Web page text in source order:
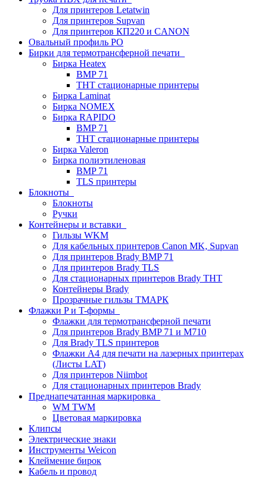
Для принтеров Letatwin
Для принтеров Supvan
Для принтеров КП220 и CANON
Овальный профиль PO
Бирки для термотрансферной печати
Бирка Heatex
BMP 71
THT стационарные принтеры
Бирка Laminat
Бирка NOMEX
Бирка RAPIDO
BMP 71
THT стационарные принтеры
Бирка Valeron
Бирка полиэтиленовая
BMP 71
TLS принтеры
Блокноты
Блокноты
Ручки
Контейнеры и вставки
Гильзы WKM
Для кабельных принтеров Canon MK, Supvan
Для принтеров Brady BMP 71
Для принтеров Brady TLS
Для стационарных принтеров Brady THT
Контейнеры Brady
Прозрачные гильзы ТМАРК
Флажки P и T-формы
Флажки для термотрансферной печати
Для принтеров Brady BMP 71 и M710
Для Brady TLS принтеров
Флажки A4 для печати на лазерных принтерах
(Листы LAT)
Для принтеров Niimbot
Для стационарных принтеров Brady
Преднапечатанная маркировка
WM TWM
Цветовая маркировка
Клипсы
Электрические знаки
Инструменты Weicon
Клеймение бирок
Кабель и провод